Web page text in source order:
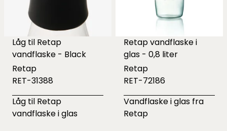
Låg til Retap
vandflaske - Black
Retap
RET-31388
Låg til Retap
vandflaske i glas
Retap vandflaske i
glas - 0,8 liter
Retap
RET-72186
Vandflaske i glas fra
Retap